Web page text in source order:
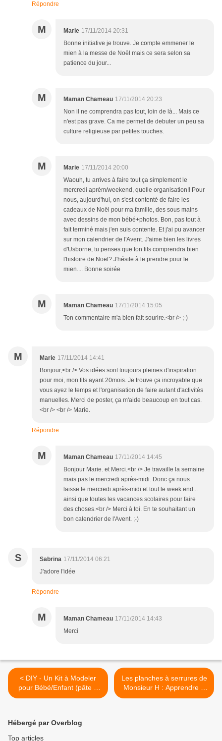
Répondre
M Marie 17/11/2014 20:31
Bonne initiative je trouve. Je compte emmener le
mien à la messe de Noël mais ce sera selon sa
patience du jour...
M Maman Chameau 17/11/2014 20:23
Non il ne comprendra pas tout, loin de là... Mais ce
n'est pas grave. Ca me permet de debuter un peu sa
culture religieuse par petites touches.
M Marie 17/11/2014 20:00
Waouh, tu arrives à faire tout ça simplement le
mercredi aprèm/weekend, quelle organisation!! Pour
nous, aujourd'hui, on s'est contenté de faire les
cadeaux de Noël pour ma famille, des sous mains
avec dessins de mon bébé+photos. Bon, pas tout à
fait terminé mais j'en suis contente. Et j'ai pu avancer
sur mon calendrier de l'Avent. J'aime bien les livres
d'Usborne, tu penses que ton fils comprendra bien
l'histoire de Noël? J'hésite à le prendre pour le
mien.... Bonne soirée
M Maman Chameau 17/11/2014 15:05
Ton commentaire m'a bien fait sourire.<br /> ;-)
M Marie 17/11/2014 14:41
Bonjour,<br /> Vos idées sont toujours pleines d'inspiration
pour moi, mon fils ayant 20mois. Je trouve ça incroyable que
vous ayez le temps et l'organisation de faire autant d'activités
manuelles. Merci de poster, ça m'aide beaucoup en tout cas.
<br /> <br /> Marie.
Répondre
M Maman Chameau 17/11/2014 14:45
Bonjour Marie. et Merci.<br /> Je travaille la semaine
mais pas le mercredi après-midi. Donc ça nous
laisse le mercredi après-midi et tout le week end...
ainsi que toutes les vacances scolaires pour faire
des choses.<br /> Merci à toi. En te souhaitant un
bon calendrier de l'Avent. ;-)
S Sabrina 17/11/2014 06:21
J'adore l'idée
Répondre
M Maman Chameau 17/11/2014 14:43
Merci
< DIY - Un Kit à Modeler
pour Bébé/Enfant (pâte à
modeler et sable de lune...
Les planches à serrures de
Monsieur H : Apprendre à
ouvrir et fermer des
Hébergé par Overblog
Top articles